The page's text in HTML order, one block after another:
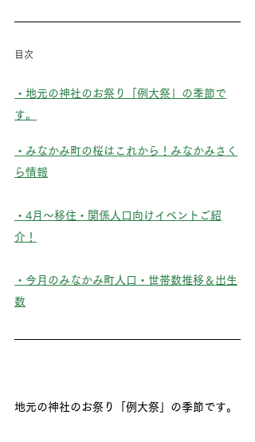
目次
・ 地元の神社のお祭り「例大祭」の季節で
す。
・ みなかみ町の桜はこれから！みなかみさく
ら情報
・4月〜移住・関係人口向けイベントご紹
介！
・今月のみなかみ町人口・世帯数推移＆出生
数
地元の神社のお祭り「例大祭」の季節です。